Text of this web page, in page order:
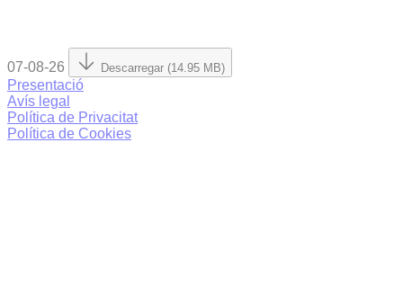
07-08-26 Descarregar (14.95 MB)
Presentació
Avís legal
Política de Privacitat
Política de Cookies